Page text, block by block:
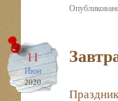
11
Июн
2020